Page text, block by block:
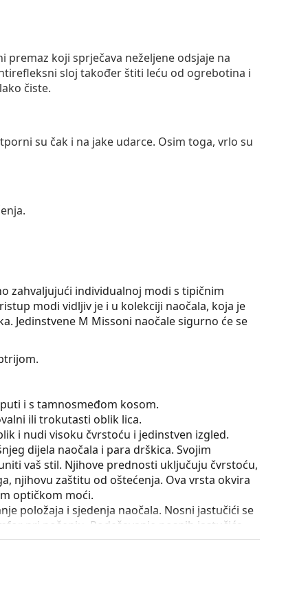
premaz koji sprječava neželjene odsjaje na
sloj također štiti leću od ogrebotina i
čiste.
su čak i na jake udarce. Osim toga, vrlo su
zahvaljujući individualnoj modi s tipičnim
modi vidljiv je i u kolekciji naočala, koja je
Jedinstvene M Missoni naočale sigurno će se
i s tamnosmeđom kosom.
ili trokutasti oblik lica.
i nudi visoku čvrstoću i jedinstven izgled.
dijela naočala i para drškica. Svojim
vaš stil. Njihove prednosti uključuju čvrstoću,
njihovu zaštitu od oštećenja. Ova vrsta okvira
optičkom moći.
položaja i sjedenja naočala. Nosni jastučići se
pri nošenju. Podešavanje nosnih jastučića
ili lom zbog nestručne manipulacije.
naočala. Neki modeli umjesto krpe mogu